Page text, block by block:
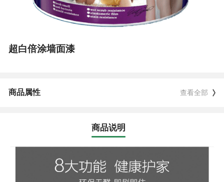
超白倍涂墙面漆
商品属性 查看全部
商品说明